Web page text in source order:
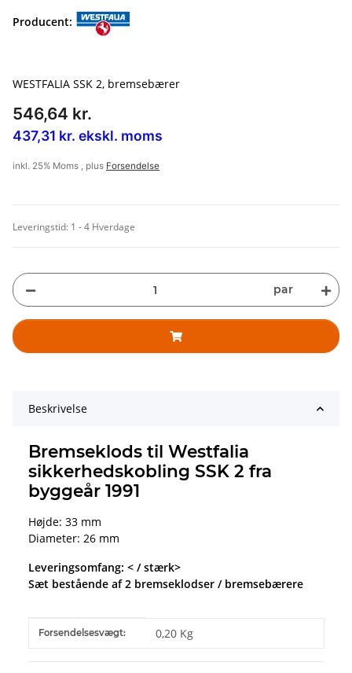
Producent:
WESTFALIA SSK 2, bremsebærer
546,64 kr.
437,31 kr. ekskl. moms
inkl. 25% Moms , plus Forsendelse
Leveringstid: 1 - 4 Hverdage
par
Beskrivelse
Bremseklods til Westfalia
sikkerhedskobling SSK 2 fra
byggeår 1991
Højde: 33 mm
Diameter: 26 mm
Leveringsomfang: < / stærk>
Sæt bestående af 2 bremseklodser / bremsebærere
#productDetails.itemInformation#
#productDetails.itemValue#
Forsendelsesvægt: 0,20 Kg